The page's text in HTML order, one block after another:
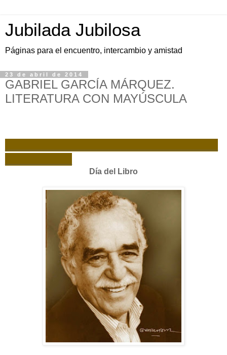
Jubilada Jubilosa
Páginas para el encuentro, intercambio y amistad
23 de abril de 2014
GABRIEL GARCÍA MÁRQUEZ.
LITERATURA CON MAYÚSCULA
Día del Libro